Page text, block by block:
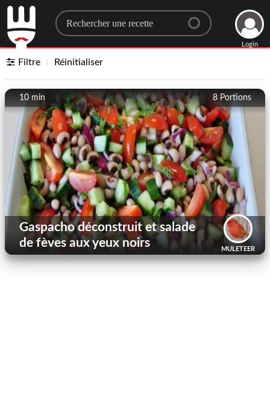
Search for a recipe
Login
Filtre Réinitialiser
8 Portions
10 min
MULETEER
Gaspacho déconstruit et salade
de fèves aux yeux noirs